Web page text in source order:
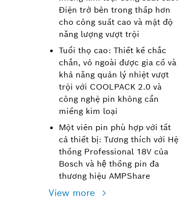
Điện trở bên trong thấp hơn
cho công suất cao và mật độ
năng lượng vượt trội
Tuổi thọ cao: Thiết kế chắc
chắn, vỏ ngoài được gia cố và
khả năng quản lý nhiệt vượt
trội với COOLPACK 2.0 và
công nghệ pin không cần
miếng kim loại
Một viên pin phù hợp với tất
cả thiết bị: Tương thích với Hệ
thống Professional 18V của
Bosch và hệ thống pin đa
thương hiệu AMPShare
View more